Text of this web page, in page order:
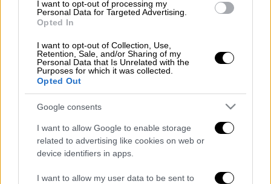
I want to opt-out of processing my
Personal Data for Targeted Advertising.
Opted In
I want to opt-out of Collection, Use,
Retention, Sale, and/or Sharing of my
Personal Data that Is Unrelated with the
Purposes for which it was collected.
Opted Out
Google consents
I want to allow Google to enable storage
related to advertising like cookies on web or
device identifiers in apps.
I want to allow my user data to be sent to
αποκλειστικές συνεντεύξεις
προσωπικοτήτων διεθνούς βεληνεκούς,
μεταξύ των οποίων ο Επιχειρησιακός
Διευθυντής Ελικοπτέρου Ingenuity της
NASA Θεόδωρος Τζανέτος, το στέλεχος της
Αρμενικής Κοινότητας της Αμερικής
Αρουτίν Χαρτουνιάν
, ο Κούρδος βουλευτής
του HDPΧισιάρ Οζσόι, η Γερμανίδα
βουλευτής του κόμματος των «Πρασίνων»
Φραντζίσκα Μπράντνερ
Εξωτερικών της Τουρκίας
Γιασάρ Γιακίς.